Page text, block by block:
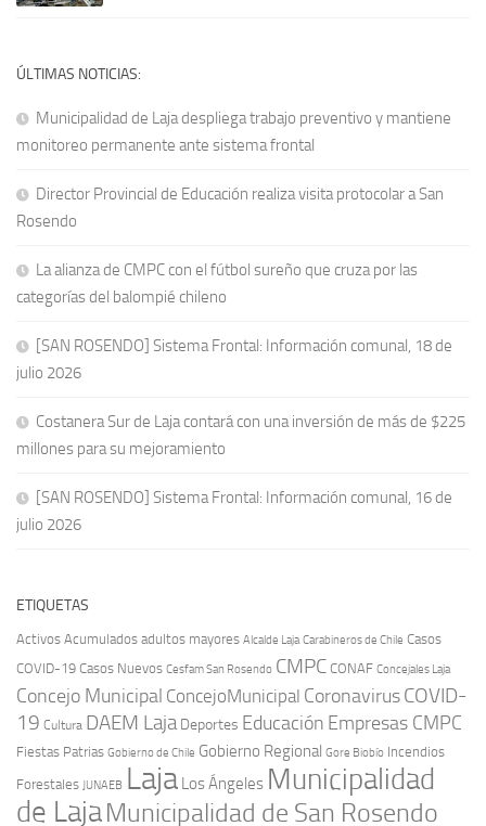
ÚLTIMAS NOTICIAS:
Municipalidad de Laja despliega trabajo preventivo y mantiene
monitoreo permanente ante sistema frontal
Director Provincial de Educación realiza visita protocolar a San
Rosendo
La alianza de CMPC con el fútbol sureño que cruza por las
categorías del balompié chileno
[SAN ROSENDO] Sistema Frontal: Información comunal, 18 de
julio 2026
Costanera Sur de Laja contará con una inversión de más de $225
millones para su mejoramiento
[SAN ROSENDO] Sistema Frontal: Información comunal, 16 de
julio 2026
ETIQUETAS
Activos Acumulados adultos mayores Alcalde Laja Carabineros de Chile Casos
COVID-19 Casos Nuevos Cesfam San Rosendo CMPC CONAF Concejales Laja
Concejo Municipal ConcejoMunicipal CoronavirusCOVID-
19 Cultura DAEM Laja Deportes Educación Empresas CMPC
Fiestas Patrias Gobierno de Chile Gobierno Regional Gore Biobío Incendios
Forestales JUNAEB Laja Los Ángeles Municipalidad
de LajaMunicipalidad de San Rosendo